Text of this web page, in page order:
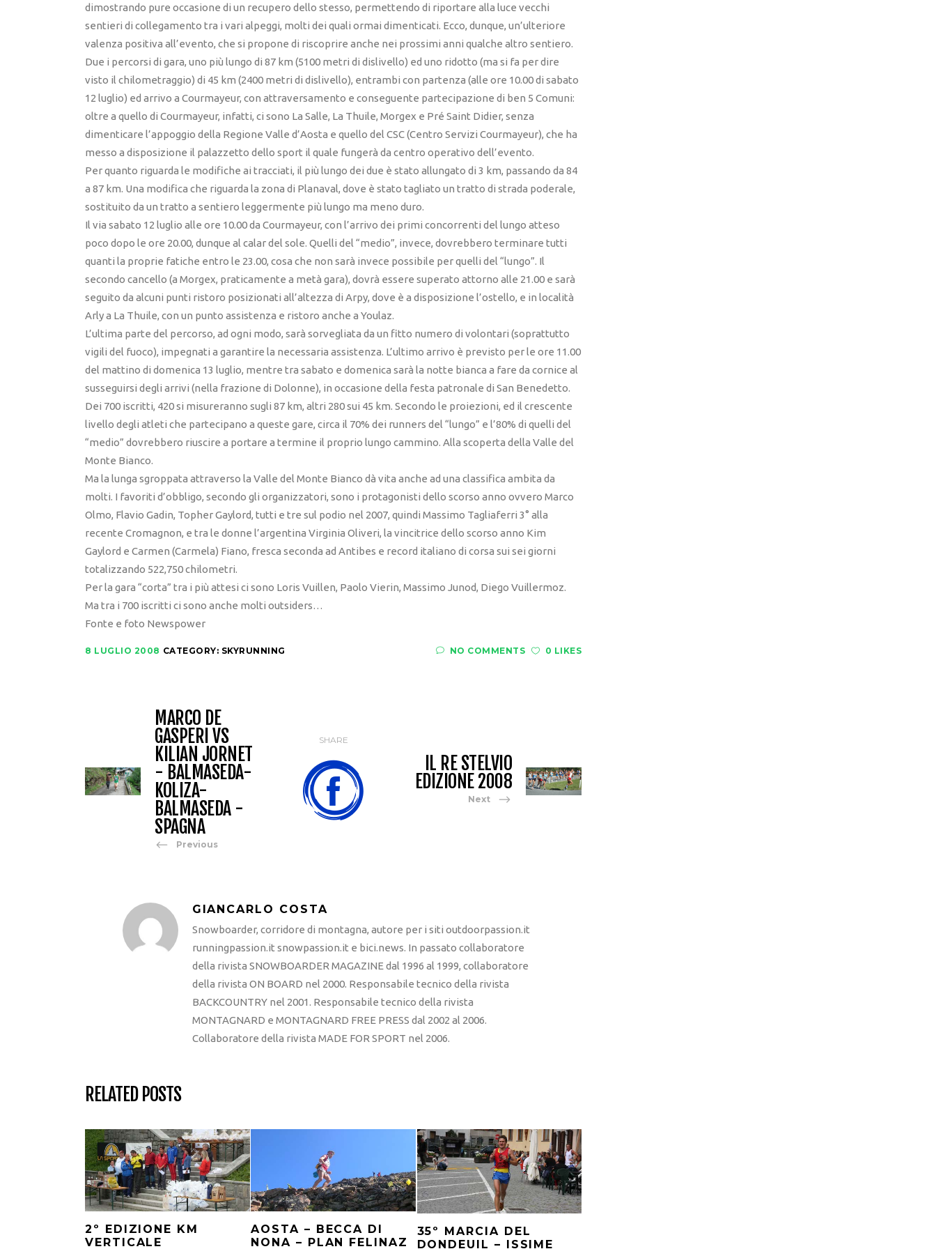
dimostrando pure occasione di un recupero dello stesso, permettendo di riportare alla luce vecchi
sentieri di collegamento tra i vari alpeggi, molti dei quali ormai dimenticati. Ecco, dunque, un’ulteriore
valenza positiva all’evento, che si propone di riscoprire anche nei prossimi anni qualche altro sentiero.
Due i percorsi di gara, uno più lungo di 87 km (5100 metri di dislivello) ed uno ridotto (ma si fa per dire
visto il chilometraggio) di 45 km (2400 metri di dislivello), entrambi con partenza (alle ore 10.00 di sabato
12 luglio) ed arrivo a Courmayeur, con attraversamento e conseguente partecipazione di ben 5 Comuni:
oltre a quello di Courmayeur, infatti, ci sono La Salle, La Thuile, Morgex e Pré Saint Didier, senza
dimenticare l’appoggio della Regione Valle d’Aosta e quello del CSC (Centro Servizi Courmayeur), che ha
messo a disposizione il palazzetto dello sport il quale fungerà da centro operativo dell’evento.
Per quanto riguarda le modifiche ai tracciati, il più lungo dei due è stato allungato di 3 km, passando da 84
a 87 km. Una modifica che riguarda la zona di Planaval, dove è stato tagliato un tratto di strada poderale,
sostituito da un tratto a sentiero leggermente più lungo ma meno duro.
Il via sabato 12 luglio alle ore 10.00 da Courmayeur, con l’arrivo dei primi concorrenti del lungo atteso
poco dopo le ore 20.00, dunque al calar del sole. Quelli del “medio”, invece, dovrebbero terminare tutti
quanti la proprie fatiche entro le 23.00, cosa che non sarà invece possibile per quelli del “lungo”. Il
secondo cancello (a Morgex, praticamente a metà gara), dovrà essere superato attorno alle 21.00 e sarà
seguito da alcuni punti ristoro posizionati all’altezza di Arpy, dove è a disposizione l’ostello, e in località
Arly a La Thuile, con un punto assistenza e ristoro anche a Youlaz.
L’ultima parte del percorso, ad ogni modo, sarà sorvegliata da un fitto numero di volontari (soprattutto
vigili del fuoco), impegnati a garantire la necessaria assistenza. L’ultimo arrivo è previsto per le ore 11.00
del mattino di domenica 13 luglio, mentre tra sabato e domenica sarà la notte bianca a fare da cornice al
susseguirsi degli arrivi (nella frazione di Dolonne), in occasione della festa patronale di San Benedetto.
Dei 700 iscritti, 420 si misureranno sugli 87 km, altri 280 sui 45 km. Secondo le proiezioni, ed il crescente
livello degli atleti che partecipano a queste gare, circa il 70% dei runners del “lungo” e l’80% di quelli del
“medio” dovrebbero riuscire a portare a termine il proprio lungo cammino. Alla scoperta della Valle del
Monte Bianco.
Ma la lunga sgroppata attraverso la Valle del Monte Bianco dà vita anche ad una classifica ambita da
molti. I favoriti d’obbligo, secondo gli organizzatori, sono i protagonisti dello scorso anno ovvero Marco
Olmo, Flavio Gadin, Topher Gaylord, tutti e tre sul podio nel 2007, quindi Massimo Tagliaferri 3° alla
recente Cromagnon, e tra le donne l’argentina Virginia Oliveri, la vincitrice dello scorso anno Kim
Gaylord e Carmen (Carmela) Fiano, fresca seconda ad Antibes e record italiano di corsa sui sei giorni
totalizzando 522,750 chilometri.
Per la gara “corta” tra i più attesi ci sono Loris Vuillen, Paolo Vierin, Massimo Junod, Diego Vuillermoz.
Ma tra i 700 iscritti ci sono anche molti outsiders…
Fonte e foto Newspower
8 LUGLIO 2008 CATEGORY: SKYRUNNING NO COMMENTS 0 LIKES
MARCO DE
GASPERI VS
KILIAN JORNET
- BALMASEDA-
KOLIZA-
BALMASEDA -
SPAGNA
Previous
SHARE
IL RE STELVIO
EDIZIONE 2008
Next
GIANCARLO COSTA
Snowboarder, corridore di montagna, autore per i siti outdoorpassion.it
runningpassion.it snowpassion.it e bici.news. In passato collaboratore
della rivista SNOWBOARDER MAGAZINE dal 1996 al 1999, collaboratore
della rivista ON BOARD nel 2000. Responsabile tecnico della rivista
BACKCOUNTRY nel 2001. Responsabile tecnico della rivista
MONTAGNARD e MONTAGNARD FREE PRESS dal 2002 al 2006.
Collaboratore della rivista MADE FOR SPORT nel 2006.
RELATED POSTS
2º EDIZIONE KM
VERTICALE
AOSTA – BECCA DI
NONA – PLAN FELINAZ
35º MARCIA DEL
DONDEUIL – ISSIME